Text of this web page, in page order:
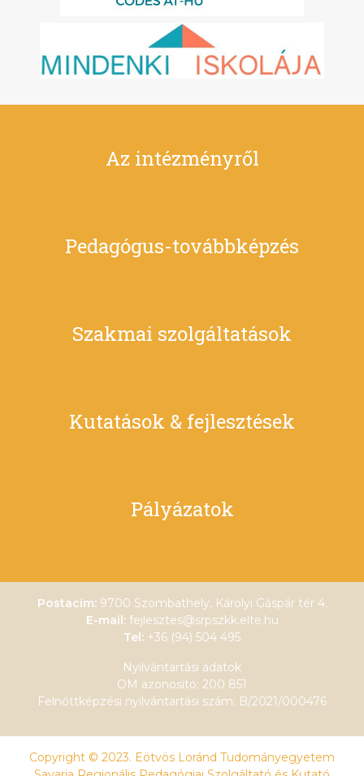
Az intézményről
Pedagógus-továbbképzés
Szakmai szolgáltatások
Kutatások & fejlesztések
Pályázatok
Postacím: 9700 Szombathely, Károlyi Gáspár tér 4.
E-mail: fejlesztes@srpszkk.elte.hu
Tel: +36 (94) 504 495
Nyilvántartási adatok
OM azonosító: 200 851
Felnőttképzési nyilvántartási szám: B/2021/000476
Copyright © 2023. Eötvös Loránd Tudományegyetem